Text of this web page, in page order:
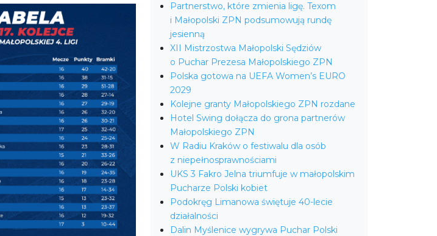
No Caption
Partnerstwo, które zmienia ligę. Texom
i Małopolski ZPN podsumowują rundę
jesienną
XII Mistrzostwa Małopolski Sędziów
o Puchar Prezesa Małopolskiego ZPN
Polska gotowa na UEFA Women’s EURO
2029
Kolejne granty Małopolskiego ZPN rozdane
Hotel Swing dołącza do grona partnerów
Małopolskiego ZPN
W Radiu Kraków o festiwalu dla osób
z niepełnosprawnościami
UKS 3 Fakro Jelna triumfuje w małopolskim
Pucharze Polski kobiet
Podokręg Limanowa świętuje 40-lecie
działalności
Dalin Myślenice wygrywa Puchar Polski